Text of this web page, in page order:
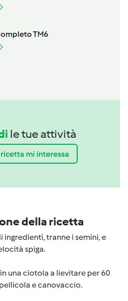
TM6
le tue attività
mi interessa
della ricetta
ingredienti, tranne i semini, e
spiga.
una ciotola a lievitare per 60
e canovaccio.